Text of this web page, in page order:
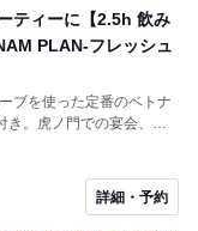
ティーに【2.5h 飲み
PLAN-フレッシュ
ブを使った定番のベトナ
ださい。
詳細・予約